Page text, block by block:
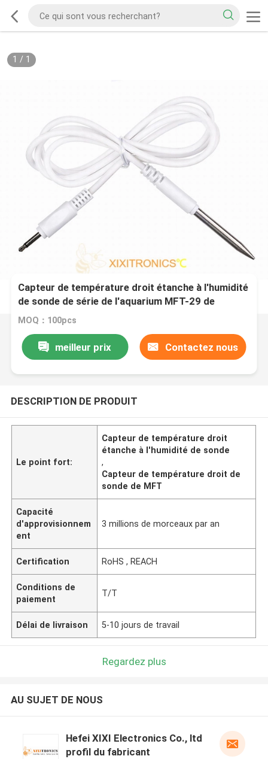
1 / 1
Capteur de température droit étanche à l'humidité
de sonde de série de l'aquarium MFT-29 de
Thermohygrometer
MOQ：100pcs
meilleur prix Contactez nous
DESCRIPTION DE PRODUIT
Le point fort:
Capteur de température droit
étanche à l'humidité de sonde
,
Capteur de température droit de
sonde de MFT
Capacité
d'approvisionnem
ent
3 millions de morceaux par an
Certification RoHS , REACH
Conditions de
paiement
T/T
Délai de livraison 5-10 jours de travail
Regardez plus
AU SUJET DE NOUS
Hefei XIXI Electronics Co., ltd
profil du fabricant